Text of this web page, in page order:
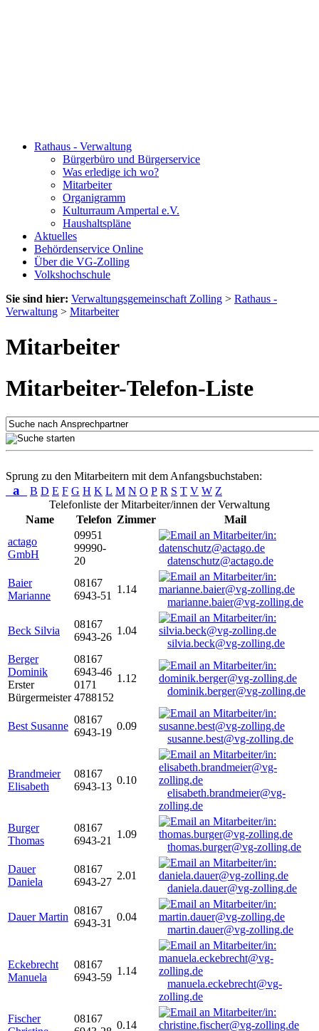
Rathaus - Verwaltung
Bürgerbüro und Bürgerservice
Was erledige ich wo?
Mitarbeiter
Organigramm
Kulturraum Ampertal e.V.
Haushaltspläne
Aktuelles
Behördenservice Online
Über die VG-Zolling
Volkshochschule
Sie sind hier: Verwaltungsgemeinschaft Zolling > Rathaus -
Verwaltung > Mitarbeiter
Mitarbeiter
Mitarbeiter-Telefon-Liste
Sprung zu den Mitarbeitern mit dem Anfangsbuchstaben:
a B D E F G H K L M N O P R S T V W Z
Telefonliste der Mitarbeiter/innen der Verwaltung
Name
Telefon Zimmer
Mail
actago
GmbH
09951
99990-
20
datenschutz@actago.de
Baier
Marianne
08167
6943-51
1.14
marianne.baier@vg-zolling.de
Beck Silvia
08167
6943-26
1.04
silvia.beck@vg-zolling.de
Berger
Dominik
Erster
Bürgermeister
08167
6943-46
0171
4788152
1.12
dominik.berger@vg-zolling.de
Best Susanne
08167
6943-19
0.09
susanne.best@vg-zolling.de
Brandmeier
Elisabeth
08167
6943-13
0.10
elisabeth.brandmeier@vg-
zolling.de
Burger
Thomas
08167
6943-21
1.09
thomas.burger@vg-zolling.de
Dauer
Daniela
08167
6943-27
2.01
daniela.dauer@vg-zolling.de
Dauer Martin
08167
6943-31
0.04
martin.dauer@vg-zolling.de
Eckebrecht
Manuela
08167
6943-59
1.14
manuela.eckebrecht@vg-
zolling.de
Fischer
08167
0.14